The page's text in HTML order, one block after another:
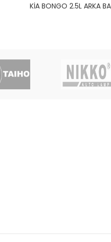
KİA BONGO 2.5L ARKA